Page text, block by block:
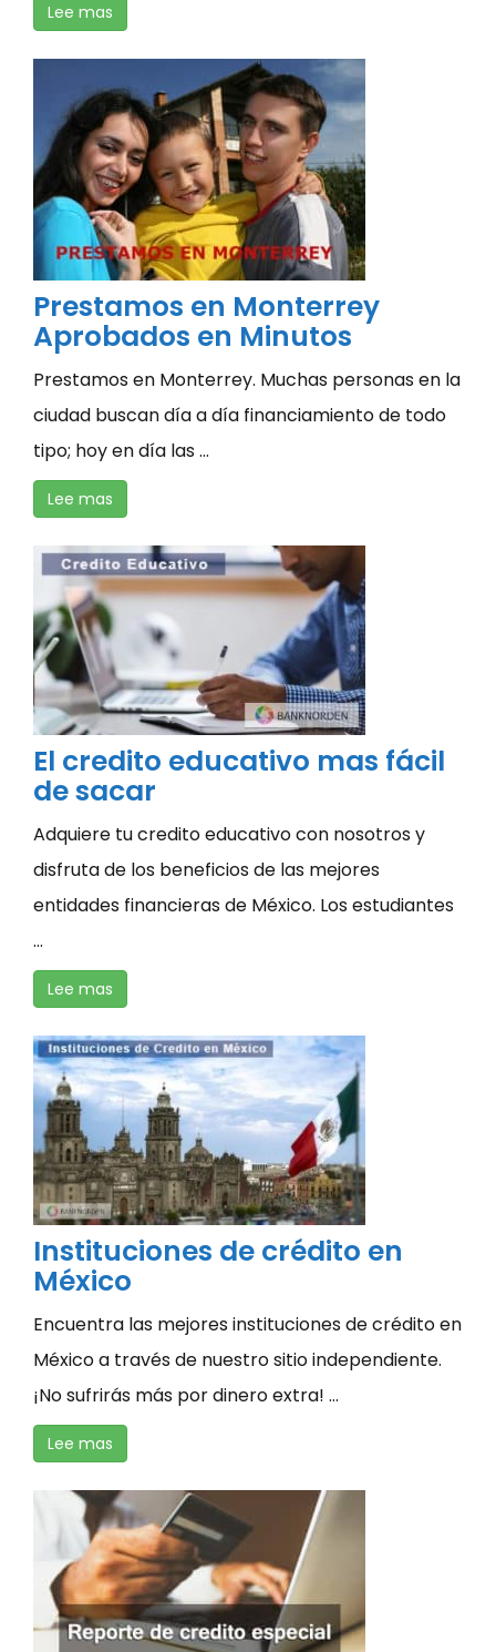
Lee mas
Prestamos en Monterrey
Aprobados en Minutos
Prestamos en Monterrey. Muchas personas en la
ciudad buscan día a día financiamiento de todo
tipo; hoy en día las ...
Lee mas
El credito educativo mas fácil
de sacar
Adquiere tu credito educativo con nosotros y
disfruta de los beneficios de las mejores
entidades financieras de México. Los estudiantes
...
Lee mas
Instituciones de crédito en
México
Encuentra las mejores instituciones de crédito en
México a través de nuestro sitio independiente.
¡No sufrirás más por dinero extra! ...
Lee mas